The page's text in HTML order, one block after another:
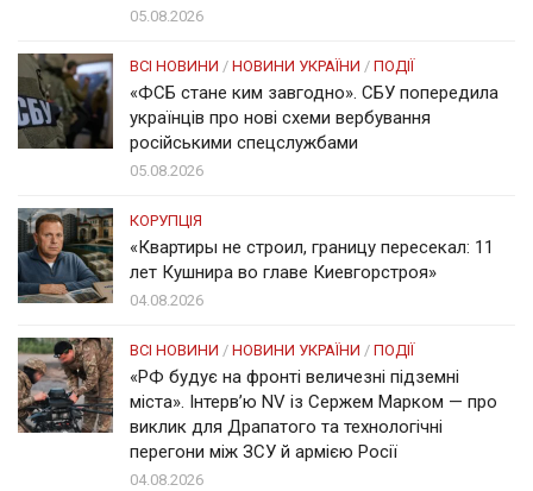
05.08.2026
ВСІ НОВИНИ / НОВИНИ УКРАЇНИ / ПОДІЇ
«ФСБ стане ким завгодно». СБУ попередила
українців про нові схеми вербування
російськими спецслужбами
05.08.2026
КОРУПЦІЯ
«Квартиры не строил, границу пересекал: 11
лет Кушнира во главе Киевгорстроя»
04.08.2026
ВСІ НОВИНИ / НОВИНИ УКРАЇНИ / ПОДІЇ
«РФ будує на фронті величезні підземні
міста». Інтерв’ю NV із Сержем Марком — про
виклик для Драпатого та технологічні
перегони між ЗСУ й армією Росії
04.08.2026